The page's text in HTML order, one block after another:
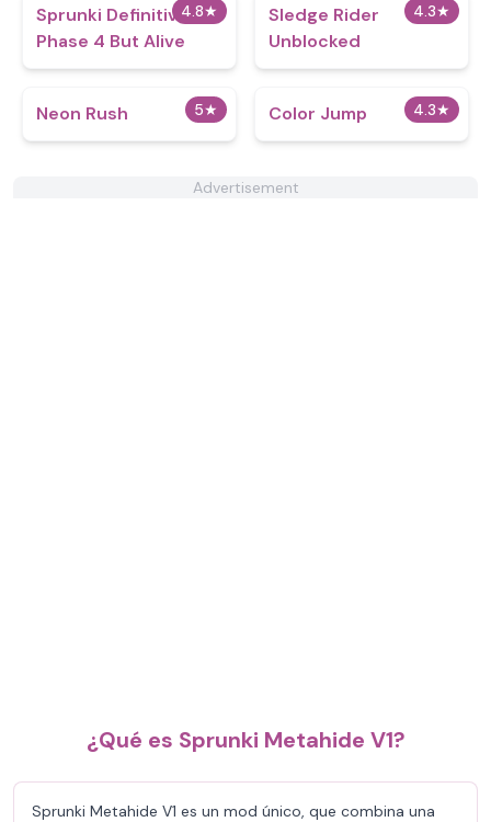
4.8★
Sprunki Definitive
Phase 4 But Alive
4.3★
Sledge Rider
Unblocked
5★
Neon Rush 4.3★
Color Jump
Advertisement
¿Qué es Sprunki Metahide V1?
Sprunki Metahide V1 es un mod único, que combina una